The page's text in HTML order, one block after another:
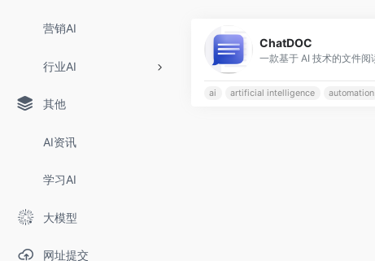
营销AI
行业AI
其他
AI资讯
学习AI
大模型
网址提交
ChatDOC
ai artificial intelligence automation